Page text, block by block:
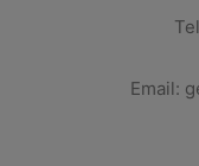
Email: